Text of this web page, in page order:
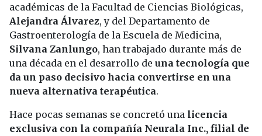
académicas de la Facultad de Ciencias Biológicas,
Alejandra Álvarez, y del Departamento de
Gastroenterología de la Escuela de Medicina,
Silvana Zanlungo, han trabajado durante más de
una década en el desarrollo de una tecnología que
da un paso decisivo hacia convertirse en una
nueva alternativa terapéutica.
Hace pocas semanas se concretó una licencia
exclusiva con la compañía Neurala Inc., filial de